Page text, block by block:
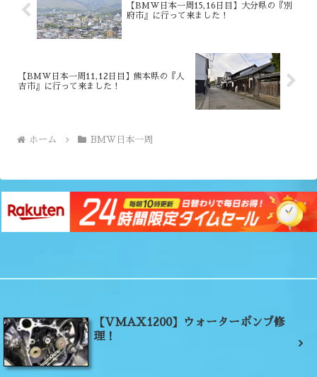
【BMW日本一周15,16日目】大分県の『別
府市』に行って来ました！
【BMW日本一周11,12日目】熊本県の『人
吉市』に行って来ました！
ホーム BMW日本一周
【VMAX1200】ウォーターポンプ修
理！